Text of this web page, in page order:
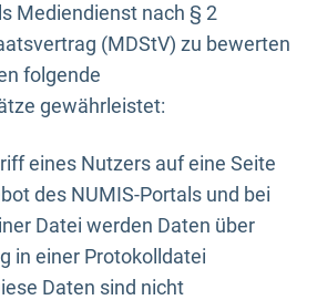
Mediendienst nach § 2
(MDStV) zu bewerten
folgende
gewährleistet:
eines Nutzers auf eine Seite
des NUMIS-Portals und bei
Datei werden Daten über
in einer Protokolldatei
Daten sind nicht